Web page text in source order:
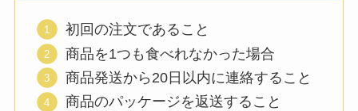
初回の注文であること
商品を1つも食べれなかった場合
商品発送から20日以内に連絡すること
商品のパッケージを返送すること